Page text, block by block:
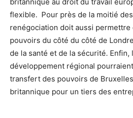
flexible. Pour près de la moitié
renégociation doit aussi
pouvoirs du côté du côté de
de la santé et de la sécurité.
développement régional
transfert des pouvoirs de
britannique pour un tiers des